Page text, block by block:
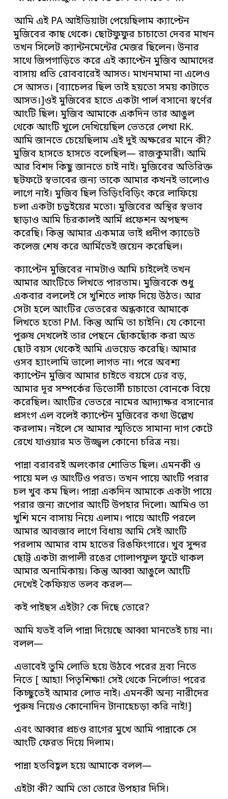
আমি এই PA আইডিয়াটা পেয়েছিলাম ক্যাপ্টেন
মুজিবের কাছ থেকে। ছোটফুফুর চাচাতো দেবর মাখন
তখন সিলেট ক্যান্টনমেন্টের মেজর ছিলেন। উনার
সাথে জিপগাড়িতে করে এই ক্যাপ্টেন মুজিব আমাদের
বাসায় প্রতি রোববারেই আসত। মাখনমামা না এলেও
সে আসত। [ব্যাচেলর ছিল তাই হয়তো সময় কাটাতে
আসত।]ওই মুজিবের হাতে একটা পার্ল বসানো স্বর্ণের
আংটি ছিল। মুজিব আমাকে একদিন তার আঙুল
থেকে আংটি খুলে দেখিয়েছিল ভেতরে লেখা RK.
আমি জানতে চেয়েছিলাম এই দুই অক্ষরের মানে কী?
মুজিব হাসতে হাসতে বলেছিল— রাজকুমারী। আমি
আর বিশদ কিছু জানতে চাই নাই। মুজিবের অতিরিক্ত
ছটফটে স্বভাবের জন্য তাকে আমার কখনই ভালোও
লাগে নাই। মুজিব ছিল তিড়িংবিড়িং করে লাফিয়ে
চলা একটা চড়ুইয়ের মতো। মুজিবের অস্থির স্বভাব
ছাড়াও আমি চিরকালই আর্মি প্রফেশন অপছন্দ
করেছি। কিন্তু আমার একমাত্র ভাই প্রদীপ ক্যাডেট
কলেজ শেষ করে আর্মিতেই জয়েন করেছিল।
ক্যাপ্টেন মুজিবের নামটাও আমি চাইলেই তখন
আমার আংটিতে লিখতে পারতাম। মুজিবকে শুধু
একবার বললেই সে খুশিতে লাফ দিয়ে উঠত। আর
সেটা হলে আংটির ভেতরের অন্ধকারে আমাকে
লিখতে হতো PM. কিন্তু আমি তা চাইনি। যে কোনো
পুরুষ দেখলেই তার পেছনে ছোঁকছোঁক করা অত
ছোট বয়স থেকেই আমি এভয়েড করেছি। আমার
ওসব হ্যাংলামি ভালো লাগত না। পরে অবশ্য
ক্যাপ্টেন মুজিব আমার চাইতে বয়সে ঢের বড়,
আমার দূর সম্পর্কের ডিভোর্সী চাচাতো বোনকে বিয়ে
করেছিল। আংটির ভেতরে নামের আদ্যাক্ষর বসানোর
প্রসংগ এল বলেই ক্যাপ্টেন মুজিবের কথা উল্লেখ
করলাম। নইলে সে আমার স্মৃতিতে সামান্য দাগ কেটে
রেখে যাওয়ার মত উজ্জ্বল কোনো চরিত্র নয়।
পান্না বরাবরই অলংকার শোভিত ছিল। এমনকী ও
পায়ে মল ও আংটিও পরত। তখন পায়ে আংটি পরার
চল খুব কম ছিল। পান্না একদিন আমাকে একটা পায়ে
পরার জন্য রূপোর আংটি উপহার দিলো। আমিও তা
খুশি মনে বাসায় নিয়ে এলাম। পায়ে আংটি পরলে
আমার আবজাব লাগে বিধায় আমি সেই আংটি
পরলাম আমার বাম হাতের রিঙফিংগারে। খুব সুন্দর
ছোট্ট একটা রূপালী রঙের গোলাপফুল ফুটে থাকল
আমার অনামিকায়। কিন্তু আব্বা আঙুলে আংটি
দেখেই কৈফিয়ত তলব করল—
কই পাইছস এইটা? কে দিছে তোরে?
আমি যতই বলি পান্না দিয়েছে আব্বা মানতেই চায় না।
বলল—
এভাবেই তুমি লোভি হয়ে উঠবে পরের দ্রব্য নিতে
নিতে [ আহা! পিতৃশিক্ষা! সেই থেকে নির্লোভ! পরের
কিচ্ছুতেই আমার লোভ নাই। এমনকী অন্য নারীদের
পুরুষ নিয়েও কোনোদিন টানাহেচড়া করি নাই!]
এবং আব্বার প্রচণ্ড রাগের মুখে আমি পান্নাকে সে
আংটি ফেরত দিয়ে দিলাম।
পান্না হতবিহ্বল হয়ে আমাকে বলল—
এইটা কী? আমি তো তোরে উপহার দিসি।